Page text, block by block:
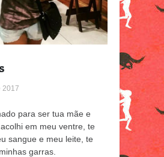
2017
para ser tua mãe e
em meu ventre, te
sangue e meu leite, te
garras.